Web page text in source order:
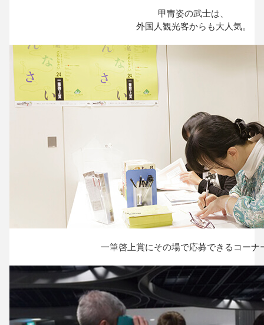
甲冑姿の武士は、
外国人観光客からも大人気。
一筆啓上賞にその場で応募できるコーナ